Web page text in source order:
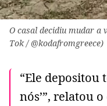
O casal decidiu mudar a
Tok / @kodafromgreece)
“Ele depositou
nós’”, relatou